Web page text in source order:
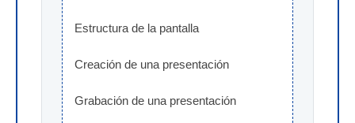
Estructura de la pantalla
Creación de una presentación
Grabación de una presentación